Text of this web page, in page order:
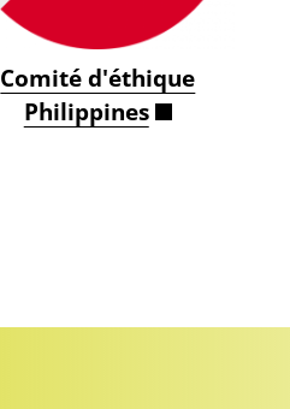
Comité d'éthique
Philippines